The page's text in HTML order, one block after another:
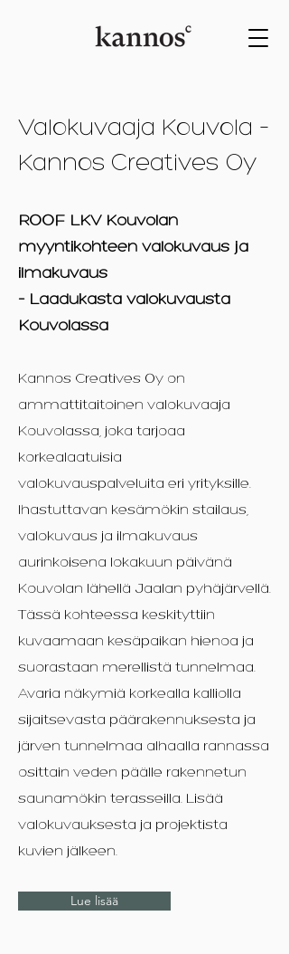
Valokuvaaja Kouvola –
Kannos Creatives Oy
ROOF LKV Kouvolan
myyntikohteen valokuvaus ja
ilmakuvaus
– Laadukasta valokuvausta
Kouvolassa
Kannos Creatives Oy on
ammattitaitoinen valokuvaaja
Kouvolassa, joka tarjoaa
korkealaatuisia
valokuvauspalveluita eri yrityksille.
Ihastuttavan kesämökin stailaus,
valokuvaus ja ilmakuvaus
aurinkoisena lokakuun päivänä
Kouvolan lähellä Jaalan pyhäjärvellä.
Tässä kohteessa keskityttiin
kuvaamaan kesäpaikan hienoa ja
suorastaan merellistä tunnelmaa.
Avaria näkymiä korkealla kalliolla
sijaitsevasta päärakennuksesta ja
järven tunnelmaa alhaalla rannassa
osittain veden päälle rakennetun
saunamökin terasseilla. Lisää
valokuvauksesta ja projektista
kuvien jälkeen.
Lue lisää